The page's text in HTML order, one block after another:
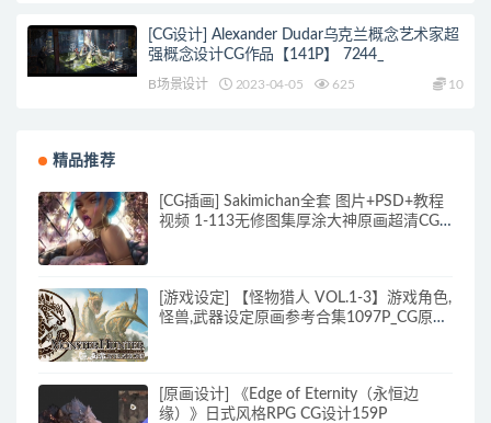
[CG设计] Alexander Dudar乌克兰概念艺术家超
强概念设计CG作品【141P】 7244_
B场景设计 2023-04-05 625 10
精品推荐
[CG插画] Sakimichan全套 图片+PSD+教程
视频 1-113无修图集厚涂大神原画超清CG
[游戏设定] 【怪物猎人 VOL.1-3】游戏角色,
怪兽,武器设定原画参考合集1097P_CG原画
[原画设计] 《Edge of Eternity（永恒边
缘）》日式风格RPG CG设计159P